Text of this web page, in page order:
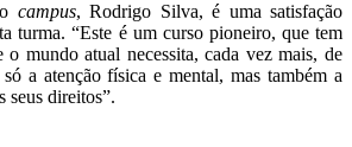
campus, Rodrigo Silva, é uma satisfação
turma. “Este é um curso pioneiro, que tem
o mundo atual necessita, cada vez mais, de
a atenção física e mental, mas também a
seus direitos”.